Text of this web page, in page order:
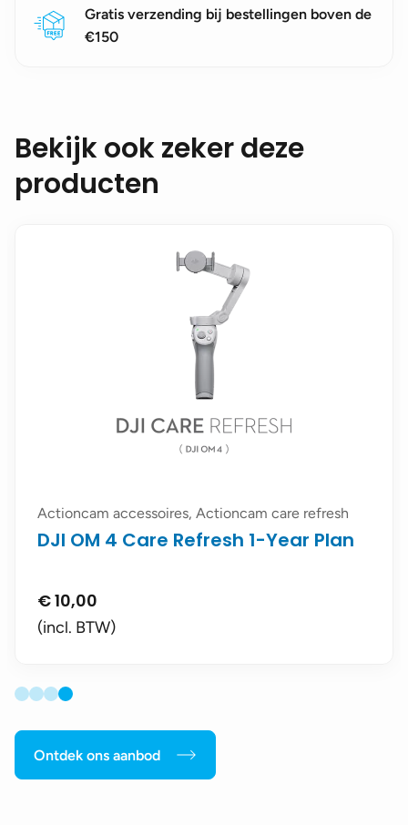
Gratis verzending bij bestellingen boven de
€150
Bekijk ook zeker deze
producten
Actioncam accessoires, Actioncam care refresh
DJI OM 4 Care Refresh 1-Year Plan
€10,00
(incl. BTW)
Ontdek ons aanbod